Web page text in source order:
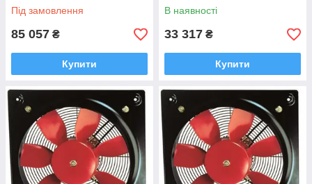
Під замовлення
85 057 ₴
Купити
В наявності
33 317 ₴
Купити